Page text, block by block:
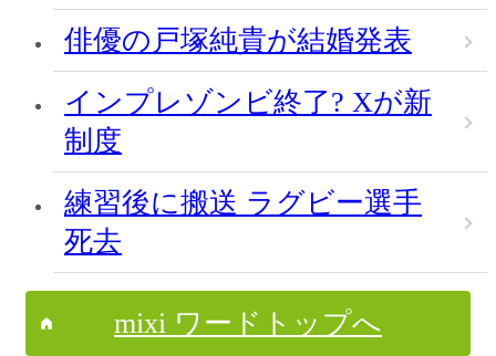
俳優の戸塚純貴が結婚発表
インプレゾンビ終了? Xが新
制度
練習後に搬送 ラグビー選手
死去
mixi ワードトップへ